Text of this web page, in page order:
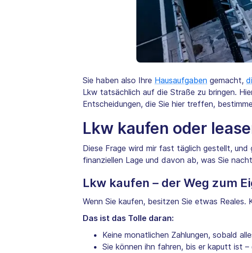
Sie haben also Ihre Hausaufgaben gemacht,
Lkw tatsächlich auf die Straße zu bringen.
Entscheidungen, die Sie hier treffen,
Lkw kaufen oder
Diese Frage wird mir fast täglich gestellt,
finanziellen Lage und davon ab, was Sie
Lkw kaufen – der Weg zum
Wenn Sie kaufen, besitzen Sie etwas Reales.
Das ist das Tolle daran:
Keine monatlichen Zahlungen, sobald
Sie können ihn fahren, bis er kaputt ist